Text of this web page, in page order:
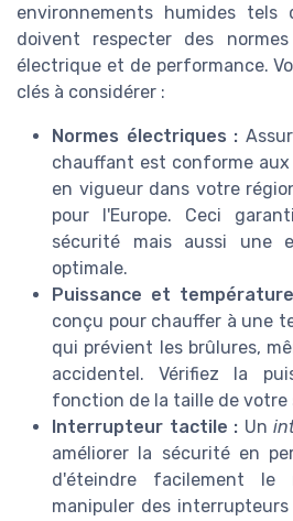
environnements humides
doivent respecter des
électrique et de performance.
clés à considérer :
Normes électriques :
chauffant est conforme
en vigueur dans votre
pour l'Europe. Ceci
sécurité mais aussi une
optimale.
Puissance et
conçu pour chauffer à une
qui prévient les brûlures,
accidentel. Vérifiez la
fonction de la taille de votre
Interrupteur tactile : Un
améliorer la sécurité en
d'éteindre facilement le
manipuler des